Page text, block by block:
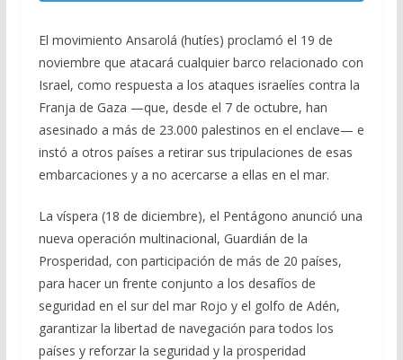
El movimiento Ansarolá (hutíes) proclamó el 19 de
noviembre que atacará cualquier barco relacionado con
Israel, como respuesta a los ataques israelíes contra la
Franja de Gaza —que, desde el 7 de octubre, han
asesinado a más de 23.000 palestinos en el enclave— e
instó a otros países a retirar sus tripulaciones de esas
embarcaciones y a no acercarse a ellas en el mar.
La víspera (18 de diciembre), el Pentágono anunció una
nueva operación multinacional, Guardián de la
Prosperidad, con participación de más de 20 países,
para hacer un frente conjunto a los desafíos de
seguridad en el sur del mar Rojo y el golfo de Adén,
garantizar la libertad de navegación para todos los
países y reforzar la seguridad y la prosperidad